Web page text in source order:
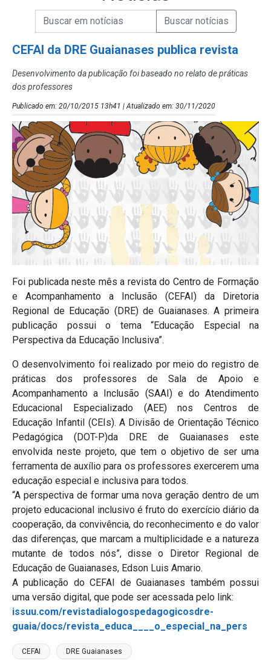
Campo de Busca de Notícias
Campo de Busca de informaçõesEnviar a Busca de Notícias
CEFAI da DRE Guaianases publica revista
Desenvolvimento da publicação foi baseado no relato de práticas
dos professores
Publicado em: 20/10/2015 13h41 | Atualizado em: 30/11/2020
Foi publicada neste mês a revista do Centro de Formação
e Acompanhamento a Inclusão (CEFAI) da Diretoria
Regional de Educação (DRE) de Guaianases. A primeira
publicação possui o tema “Educação Especial na
Perspectiva da Educação Inclusiva”.
O desenvolvimento foi realizado por meio do registro de
práticas dos professores de Sala de Apoio e
Acompanhamento a Inclusão (SAAI) e do Atendimento
Educacional Especializado (AEE) nos Centros de
Educação Infantil (CEIs). A Divisão de Orientação Técnico
Pedagógica (DOT-P)da DRE de Guaianases este
envolvida neste projeto, que tem o objetivo de ser uma
ferramenta de auxílio para os professores exercerem uma
educação especial e inclusiva para todos.
“A perspectiva de formar uma nova geração dentro de um
projeto educacional inclusivo é fruto do exercício diário da
cooperação, da convivência, do reconhecimento e do valor
das diferenças, que marcam a multiplicidade e a natureza
mutante de todos nós”, disse o Diretor Regional de
Educação de Guaianases, Edson Luis Amario.
A publicação do CEFAI de Guaianases também possui
uma versão digital, que pode ser acessada pelo link:
issuu.com/revistadialogospedagogicosdre-
guaia/docs/revista_educa____o_especial_na_pers
CEFAI DRE Guaianases